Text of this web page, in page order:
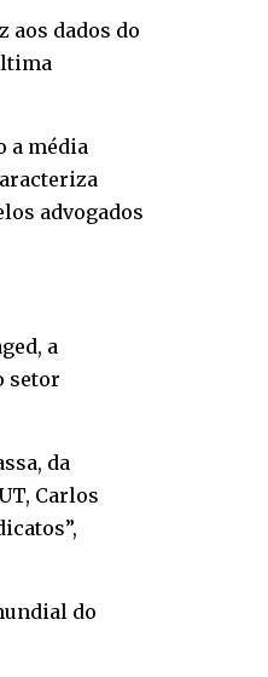
aos dados do
a média
advogados
a
setor
da
Carlos
do